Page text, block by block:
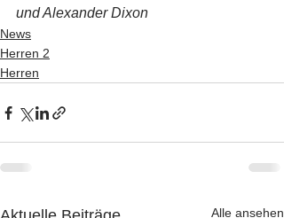
und Alexander Dixon
News
Herren 2
Herren
Alle ansehen